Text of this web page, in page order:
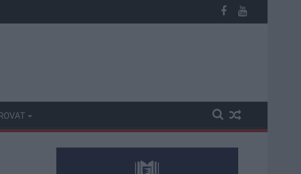
döntött a közoktatásban - például az iskolaigazgatók visszakapják